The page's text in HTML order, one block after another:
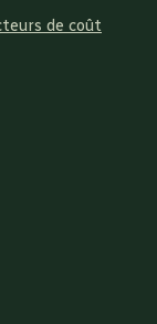
de coût